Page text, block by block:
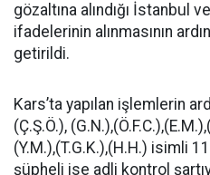
gözaltına alındığı İstanbul
ifadelerinin alınmasının
getirildi.
Kars’ta yapılan işlemlerin
(Ç.Ş.Ö.),
(Y.M.),(T.G.K.),(H.H.) isimli
şüpheli ise adli kontrol